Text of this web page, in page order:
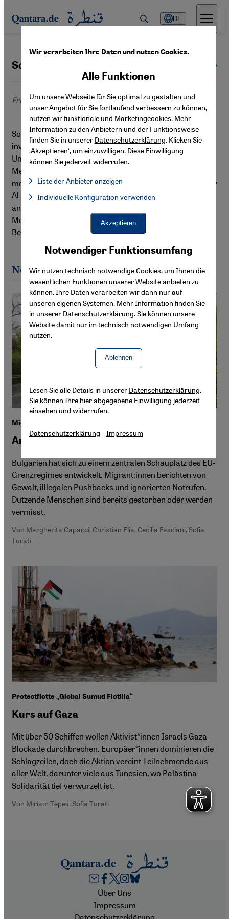
Direkt zum Inhalt springen
DE
Sofia Turati
Freie Journalistin
Sofia Turati ist freiberufliche Journalistin und auf
investigative und ausführliche Berichterstattung zu
Umweltkonflikten, Klimagerechtigkeit und
Menschenrechten spezialisiert. Ihre Arbeit wurde in
mehreren internationalen Medien veröffentlicht, darunter
Al Jazeera, das Green European Journal, l'Espresso und
andere. Sie ist Mitbegründerin der Organisation Marea
Media, die sich auf Medienkompetenz und fundierte
Berichterstattung in Süditalien konzentriert.
Neueste Artikel von Sofia Turati
Migration über Bulgarien
Anonyme Gräber an der EU-Außengrenze
Bulgarien hat sich zu einem zentralen Schauplatz des EU-
Grenzregimes entwickelt. Migrant:innen berichten von
Gewalt, illlegalen Pushbacks und ignorierten Notrufen.
Dutzende Menschen sind bereits gestorben oder werden
vermisst.
Von Margherita Capacci, Christian Elia, Cecilia Fasciani, Sofia
Turati
Protestflotte „Global Sumud Flotilla“
Kurs auf Gaza
Mit über 50 Schiffen wollen Aktivist*innen Israels Gaza-
Blockade durchbrechen. Europäer*innen dominieren die
Schlagzeilen, doch die Aktion vereint Teilnehmende aus
aller Welt, darunter viele aus Tunesien, wo Palästina-
Solidarität tief verwurzelt ist.
Von Miriam Tepes, Sofia Turati
FooterÜber Uns
Impressum
Wir verarbeiten Ihre Daten und nutzen Cookies.
Notwendiger Funktionsumfang
Wir nutzen technisch notwendige Cookies, um Ihnen die
wesentlichen Funktionen unserer Website anbieten zu
können. Ihre Daten verarbeiten wir dann nur auf
unseren eigenen Systemen. Mehr Information finden Sie
in unserer Datenschutzerklärung. Sie können unsere
Website damit nur im technisch notwendigen Umfang
nutzen.
Ablehnen
Alle Funktionen
Um unsere Webseite für Sie optimal zu gestalten und
unser Angebot für Sie fortlaufend verbessern zu können,
nutzen wir funktionale und Marketingcookies. Mehr
Information zu den Anbietern und der Funktionsweise
finden Sie in unserer Datenschutzerklärung. Klicken Sie
‚Akzeptieren‘, um einzuwilligen. Diese Einwilligung
können Sie jederzeit widerrufen.
Liste der Anbieter anzeigen
Facebook Embed / Facebook Connect, Google Maps Embed,
Facebook Embed / Facebook Connect
Google Maps Embed
Individuelle Konfiguration verwenden
Akzeptieren
Lesen Sie alle Details in unserer Datenschutzerklärung.
Sie können Ihre hier abgegebene Einwilligung jederzeit
einsehen und widerrufen.
Datenschutzerklärung Impressum